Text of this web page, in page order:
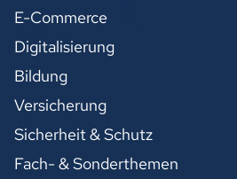
E-Commerce
Digitalisierung
Bildung
Versicherung
Sicherheit & Schutz
Fach- & Sonderthemen